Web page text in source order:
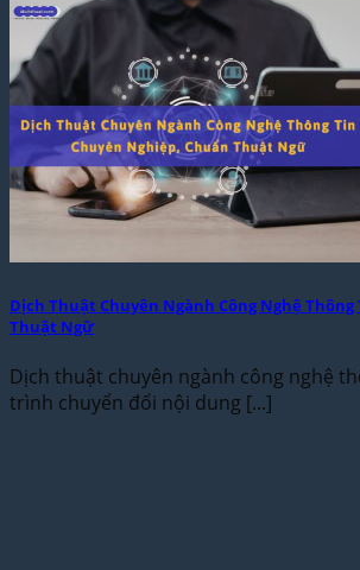
Dịch Thuật Chuyên Ngành Công Nghệ Thông
Thuật Ngữ
Dịch thuật chuyên ngành công nghệ
trình chuyển đổi nội dung [...]